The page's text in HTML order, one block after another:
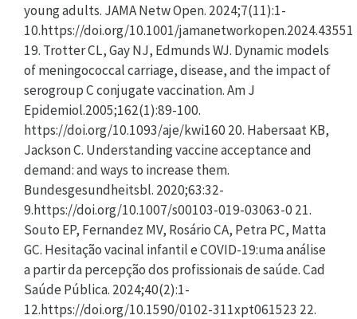
young adults. JAMA Netw Open. 2024;7(11):1-
10.https://doi.org/10.1001/jamanetworkopen.2024.43551
19. Trotter CL, Gay NJ, Edmunds WJ. Dynamic models
of meningococcal carriage, disease, and the impact of
serogroup C conjugate vaccination. Am J
Epidemiol.2005;162(1):89-100.
https://doi.org/10.1093/aje/kwi160 20. Habersaat KB,
Jackson C. Understanding vaccine acceptance and
demand: and ways to increase them.
Bundesgesundheitsbl. 2020;63:32-
9.https://doi.org/10.1007/s00103-019-03063-0 21.
Souto EP, Fernandez MV, Rosário CA, Petra PC, Matta
GC. Hesitação vacinal infantil e COVID-19:uma análise
a partir da percepção dos profissionais de saúde. Cad
Saúde Pública. 2024;40(2):1-
12.https://doi.org/10.1590/0102-311xpt061523 22.